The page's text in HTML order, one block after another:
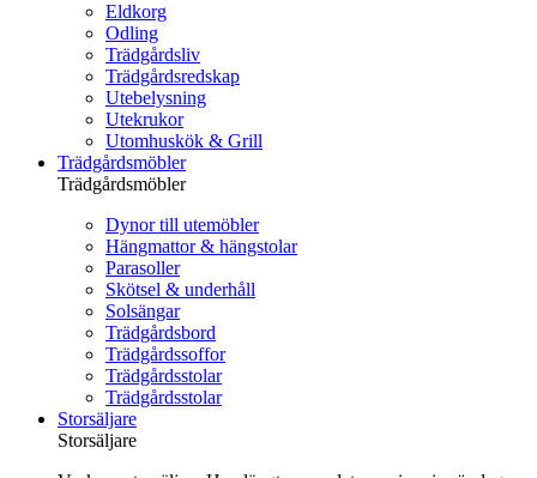
Eldkorg
Odling
Trädgårdsliv
Trädgårdsredskap
Utebelysning
Utekrukor
Utomhuskök & Grill
Trädgårdsmöbler
Trädgårdsmöbler
Dynor till utemöbler
Hängmattor & hängstolar
Parasoller
Skötsel & underhåll
Solsängar
Trädgårdsbord
Trädgårdssoffor
Trädgårdsstolar
Trädgårdsstolar
Storsäljare
Storsäljare